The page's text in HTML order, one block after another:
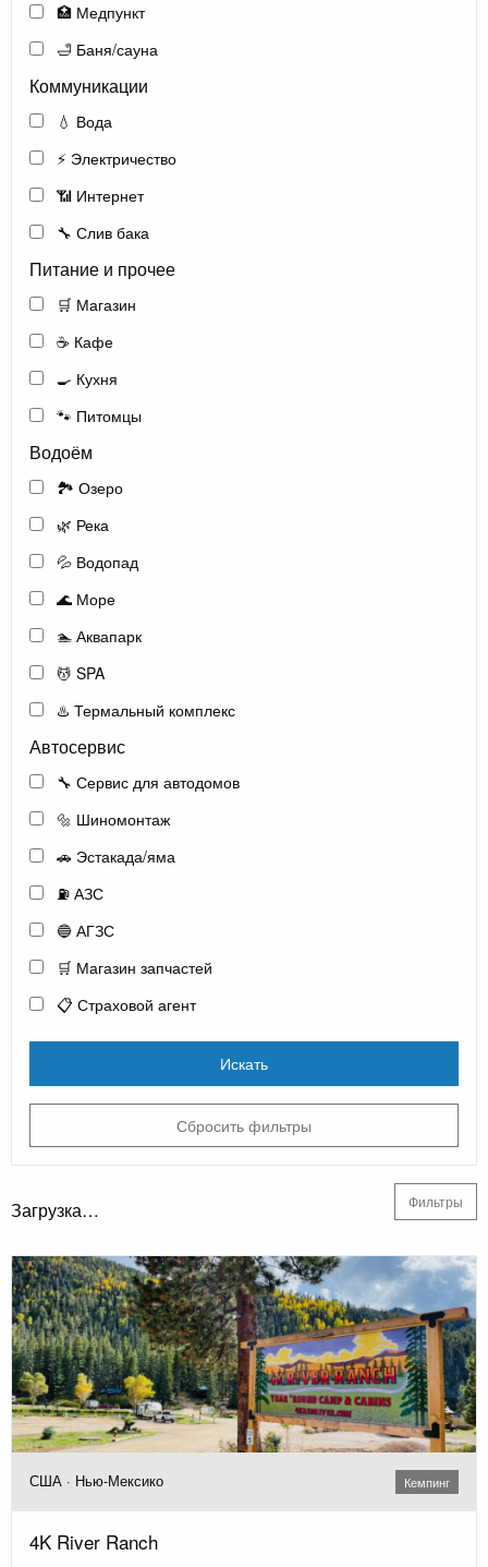
🏥 Медпункт
🛁 Баня/сауна
Коммуникации
💧 Вода
⚡ Электричество
📶 Интернет
🔧 Слив бака
Питание и прочее
🛒 Магазин
☕ Кафе
🍳 Кухня
🐾 Питомцы
Водоём
🏞️ Озеро
🌿 Река
💦 Водопад
🌊 Море
🏊 Аквапарк
💆 SPA
♨️ Термальный комплекс
Автосервис
🔧 Сервис для автодомов
🔩 Шиномонтаж
🚗 Эстакада/яма
⛽ АЗС
🔵 АГЗС
🛒 Магазин запчастей
📋 Страховой агент
Искать
Сбросить фильтры
Загрузка… Фильтры
США · Нью-Мексико Кемпинг
4K River Ranch